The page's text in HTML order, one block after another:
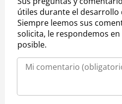
útiles durante el desarrollo
Siempre leemos sus
solicita, le respondemos
posible.